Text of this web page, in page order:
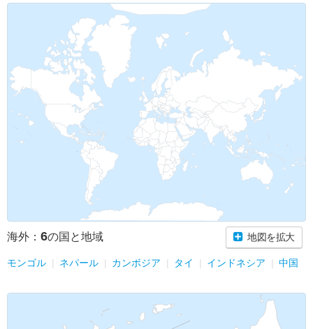
海外： 6の国と地域 地図を拡大
モンゴル ネパール カンボジア タイ インドネシア 中国